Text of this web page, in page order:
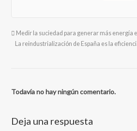
Medir la suciedad para generar más energía
La reindustrialización de España es la
Todavía no hay ningún comentario.
Deja una respuesta